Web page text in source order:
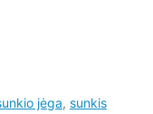
jėga, sunkis